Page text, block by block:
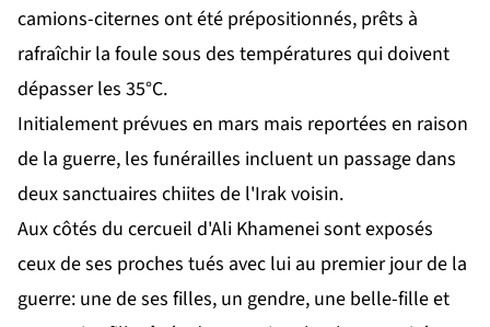
camions-citernes ont été prépositionnés, prêts à
rafraîchir la foule sous des températures qui doivent
dépasser les 35°C.
Initialement prévues en mars mais reportées en raison
de la guerre, les funérailles incluent un passage dans
deux sanctuaires chiites de l'Irak voisin.
Aux côtés du cercueil d'Ali Khamenei sont exposés
ceux de ses proches tués avec lui au premier jour de la
guerre: une de ses filles, un gendre, une belle-fille et